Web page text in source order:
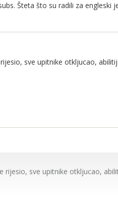
Šteta što su radili za engleski
sve upitnike otkljucao,
sve upitnike otkljucao,